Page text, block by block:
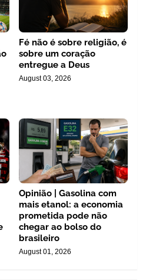
Fé não é sobre religião, é
sobre um coração
entregue a Deus
August 03, 2026
Opinião | Gasolina com
mais etanol: a economia
prometida pode não
chegar ao bolso do
brasileiro
August 01, 2026